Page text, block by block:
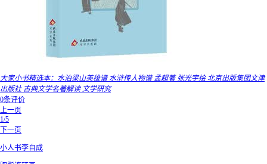
大家小书精选本：水泊梁山英雄谱 水浒传人物谱 孟超著 张光宇绘 北京出版集团文津
出版社 古典文学名著解读 文学研究
0条评价
上一页
1/5
下一页
小人书李自成